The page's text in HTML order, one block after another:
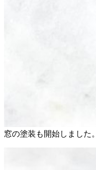
窓の塗装も開始しました。